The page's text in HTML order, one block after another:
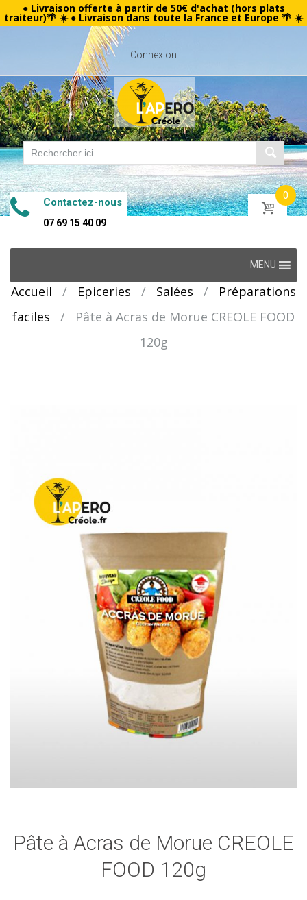
● Livraison offerte à partir de 50€ d'achat (hors plats
traiteur)🌴 ☀️ ● Livraison dans toute la France et Europe 🌴 ☀️
Connexion
Contactez-nous
07 69 15 40 09
0
content
MENU
Accueil / Epiceries / Salées /
Préparations
faciles
/
Pâte à Acras de Morue CREOLE FOOD
120g
Pâte à Acras de Morue CREOLE
FOOD 120g